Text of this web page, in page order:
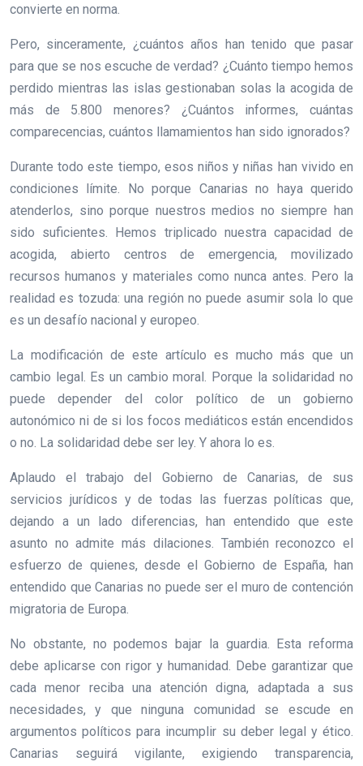
convierte en norma.
Pero, sinceramente, ¿cuántos años han tenido que pasar
para que se nos escuche de verdad? ¿Cuánto tiempo hemos
perdido mientras las islas gestionaban solas la acogida de
más de 5.800 menores? ¿Cuántos informes, cuántas
comparecencias, cuántos llamamientos han sido ignorados?
Durante todo este tiempo, esos niños y niñas han vivido en
condiciones límite. No porque Canarias no haya querido
atenderlos, sino porque nuestros medios no siempre han
sido suficientes. Hemos triplicado nuestra capacidad de
acogida, abierto centros de emergencia, movilizado
recursos humanos y materiales como nunca antes. Pero la
realidad es tozuda: una región no puede asumir sola lo que
es un desafío nacional y europeo.
La modificación de este artículo es mucho más que un
cambio legal. Es un cambio moral. Porque la solidaridad no
puede depender del color político de un gobierno
autonómico ni de si los focos mediáticos están encendidos
o no. La solidaridad debe ser ley. Y ahora lo es.
Aplaudo el trabajo del Gobierno de Canarias, de sus
servicios jurídicos y de todas las fuerzas políticas que,
dejando a un lado diferencias, han entendido que este
asunto no admite más dilaciones. También reconozco el
esfuerzo de quienes, desde el Gobierno de España, han
entendido que Canarias no puede ser el muro de contención
migratoria de Europa.
No obstante, no podemos bajar la guardia. Esta reforma
debe aplicarse con rigor y humanidad. Debe garantizar que
cada menor reciba una atención digna, adaptada a sus
necesidades, y que ninguna comunidad se escude en
argumentos políticos para incumplir su deber legal y ético.
Canarias seguirá vigilante, exigiendo transparencia,